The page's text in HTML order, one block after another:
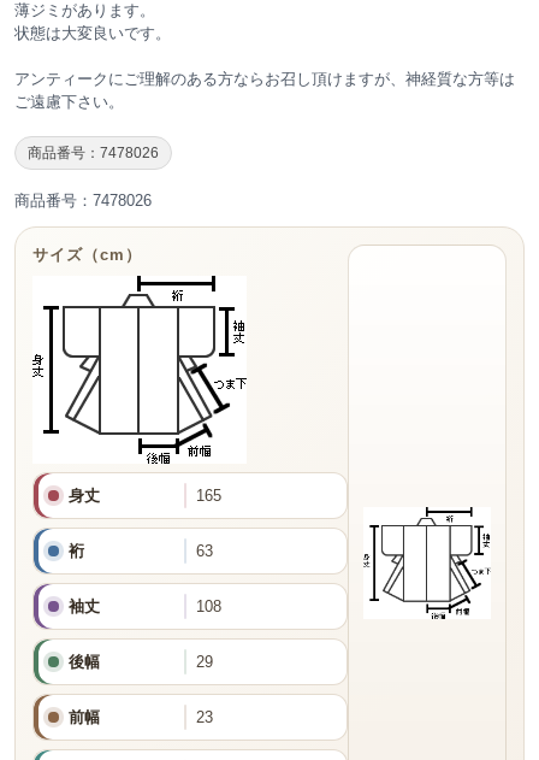
薄ジミがあります。
状態は大変良いです。
アンティークにご理解のある方ならお召し頂けますが、神経質な方等は
ご遠慮下さい。
商品番号：7478026
商品番号：7478026
サイズ（cm）
身丈 165
裄 63
袖丈 108
後幅 29
前幅 23